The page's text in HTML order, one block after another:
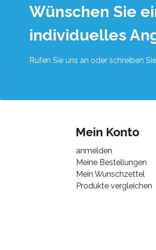
Wünschen Sie
individuelles
Rufen Sie uns an oder schreiben
Mein Konto
anmelden
Meine Bestellungen
Mein Wunschzettel
Produkte vergleichen